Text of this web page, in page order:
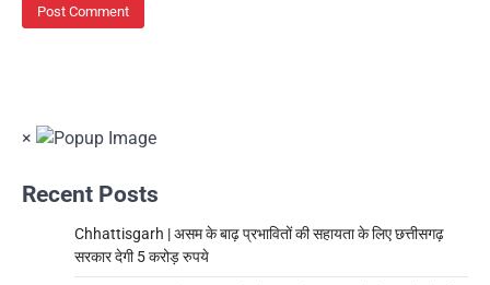
×
Recent Posts
Chhattisgarh | असम के बाढ़ प्रभावितों की सहायता के लिए छत्तीसगढ़
सरकार देगी 5 करोड़ रुपये